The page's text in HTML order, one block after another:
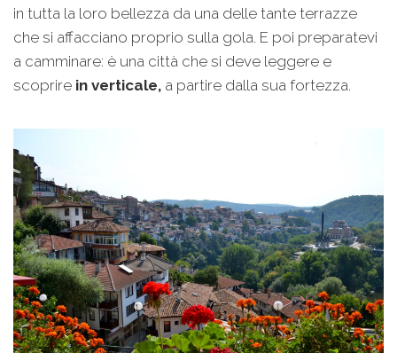
in tutta la loro bellezza da una delle tante terrazze
che si affacciano proprio sulla gola. E poi preparatevi
a camminare: è una città che si deve leggere e
scoprire in verticale, a partire dalla sua fortezza.